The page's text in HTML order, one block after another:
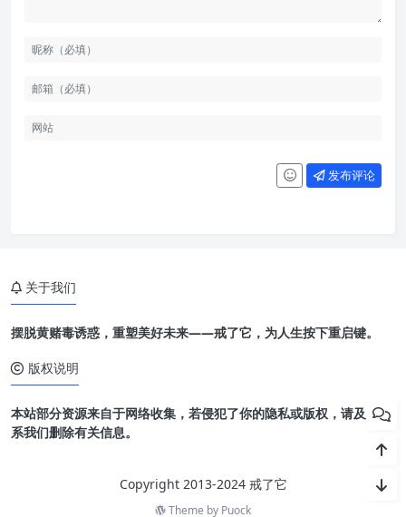
发布评论
关于我们
摆脱黄赌毒诱惑，重塑美好未来——戒了它，为人生按下重启键。
版权说明
本站部分资源来自于网络收集，若侵犯了你的隐私或版权，请及时联
系我们删除有关信息。
Copyright 2013-2024 戒了它
Theme by Puock